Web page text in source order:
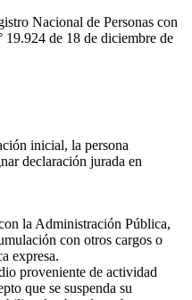
Nacional de Personas con
de 18 de diciembre de
inicial, la persona
declaración jurada en
la Administración Pública,
con otros cargos o
expresa.
proveniente de actividad
que se suspenda su